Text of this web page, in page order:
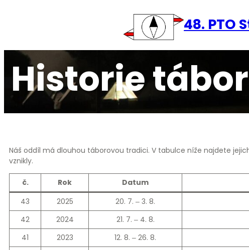
48. PTO
Historie
Náš oddíl má dlouhou táborovou tradici. V tabulce níže najdete
vznikly.
č. Rok Datum
43
2025 20. 7. ‒ 3. 8.
42
2024 21. 7. ‒ 4. 8.
41
2023 12. 8. ‒ 26. 8.